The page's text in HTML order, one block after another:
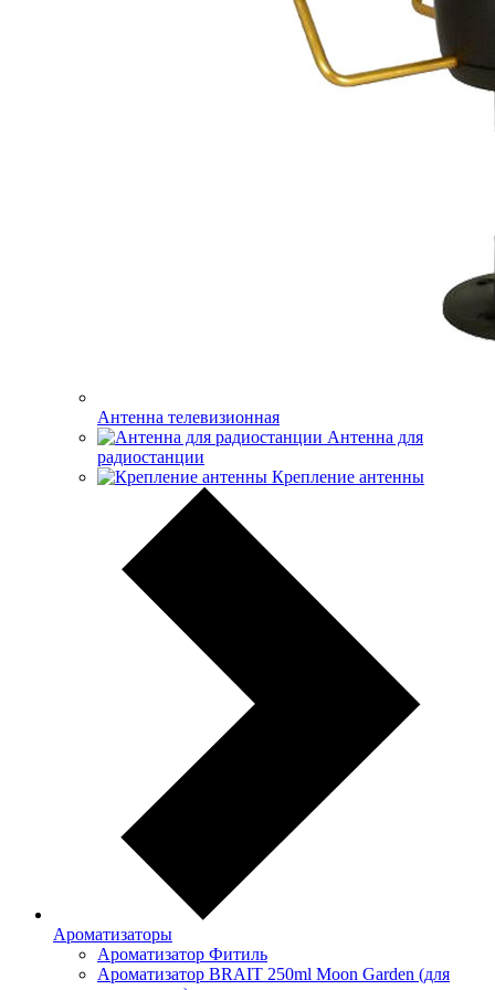
Антенна телевизионная
Антенна для
радиостанции
Крепление антенны
Ароматизаторы
Ароматизатор Фитиль
Ароматизатор BRAIT 250ml Moon Garden (для